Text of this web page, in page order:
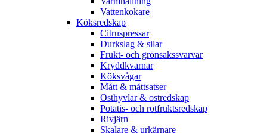
Vattenkokare
Köksredskap
Citruspressar
Durkslag & silar
Frukt- och grönsakssvarvar
Kryddkvarnar
Köksvågar
Mått & måttsatser
Osthyvlar & ostredskap
Potatis- och rotfruktsredskap
Rivjärn
Skalare & urkärnare